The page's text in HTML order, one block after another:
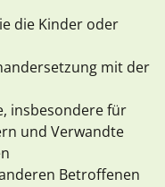
die Kinder oder
mit der
insbesondere für
und Verwandte
Betroffenen